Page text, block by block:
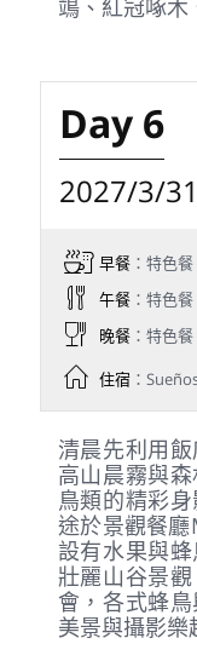
今日悠閒
(Talamanca)
台進行深度
鳥相，各式
現身，讓您
享受高品質拍
目標鳥種: 紅
鴗、紅冠啄木